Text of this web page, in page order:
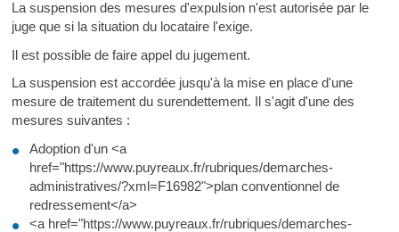
La suspension des mesures d'expulsion n'est autorisée par le
juge que si la situation du locataire l'exige.
Il est possible de faire appel du jugement.
La suspension est accordée jusqu'à la mise en place d'une
mesure de traitement du surendettement. Il s'agit d'une des
mesures suivantes :
Adoption d'un <a
href="https://www.puyreaux.fr/rubriques/demarches-
administratives/?xml=F16982">plan conventionnel de
redressement</a>
<a href="https://www.puyreaux.fr/rubriques/demarches-